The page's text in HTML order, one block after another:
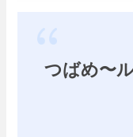
つばめ〜